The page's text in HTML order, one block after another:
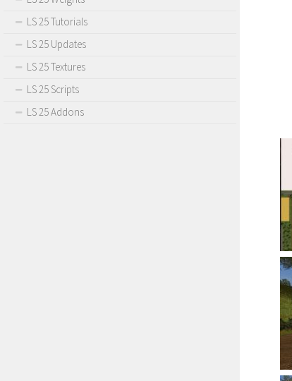
LS 25 Tutorials
LS 25 Updates
LS 25 Textures
LS 25 Scripts
LS 25 Addons